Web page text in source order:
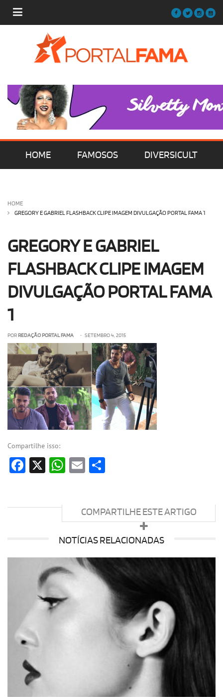
HOME FAMOSOS DIVERSICULT
OLHA ISSO! EU QUERO!
HOME
GREGORY E GABRIEL FLASHBACK CLIPE IMAGEM DIVULGAÇÃO PORTAL FAMA 1
GREGORY E GABRIEL
FLASHBACK CLIPE IMAGEM
DIVULGAÇÃO PORTAL FAMA
1
POR REDAÇÃO PORTAL FAMA • SETEMBRO 4, 2015
Compartilhe isso:
Facebook
X WhatsApp
Email
COMPARTILHE ESTE ARTIGO
NOTÍCIAS RELACIONADAS